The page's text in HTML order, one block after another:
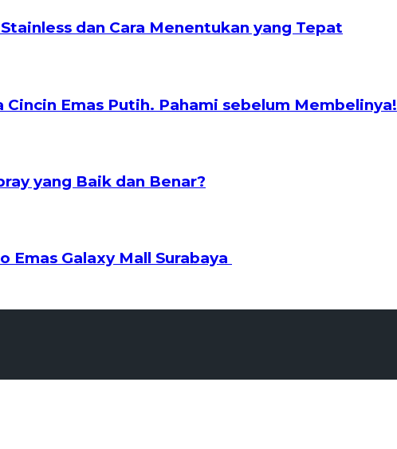
dan Cara Menentukan yang Tepat
Emas Putih. Pahami sebelum Membelinya!
yang Baik dan Benar?
Emas Galaxy Mall Surabaya